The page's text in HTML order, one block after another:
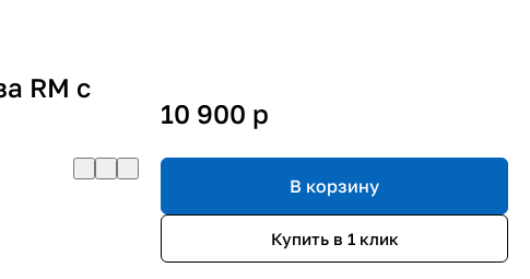
RM с
10 900 p
В корзину
Купить в 1 клик